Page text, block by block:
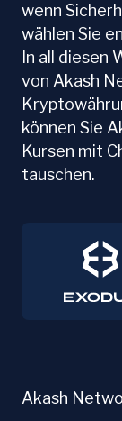
wenn
wählen Sie
In all diesen
von Akash
können Sie
Kursen mit
tauschen.
Akash